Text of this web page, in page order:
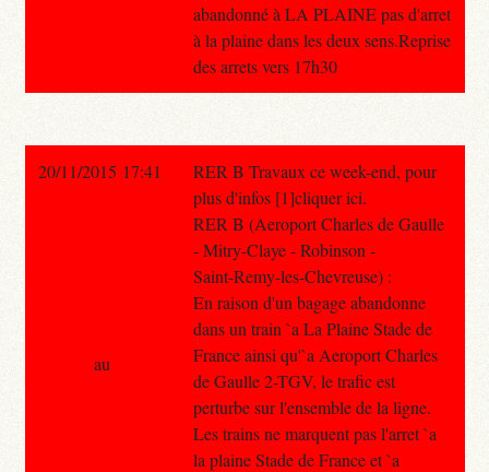
abandonné à LA PLAINE pas d'arret
à la plaine dans les deux sens.Reprise
des arrets vers 17h30
20/11/2015 17:41
RER B Travaux ce week-end, pour
plus d'infos [1]cliquer ici.
RER B (Aeroport Charles de Gaulle
- Mitry-Claye - Robinson -
Saint-Remy-les-Chevreuse) :
En raison d'un bagage abandonne
dans un train `a La Plaine Stade de
France ainsi qu'`a Aeroport Charles
de Gaulle 2-TGV, le trafic est
perturbe sur l'ensemble de la ligne.
Les trains ne marquent pas l'arret `a
la plaine Stade de France et `a
au